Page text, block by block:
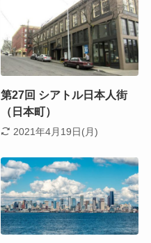
第27回 シアトル日本人街
（日本町）
2021年4月19日(月)